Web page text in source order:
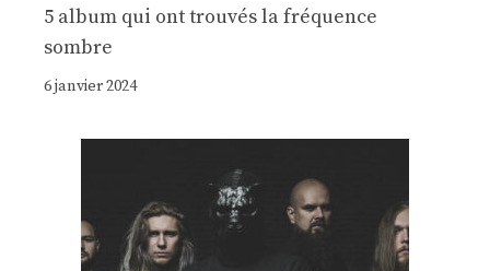
5 album qui ont trouvés la fréquence
sombre
6 janvier 2024